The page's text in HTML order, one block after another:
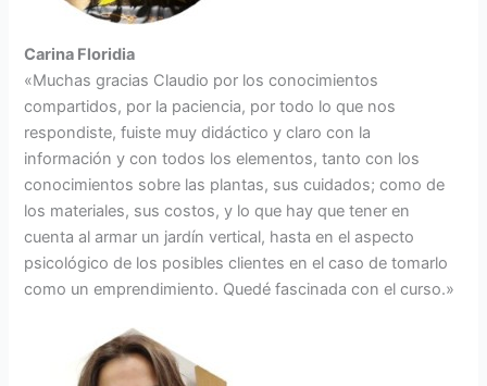
Carina Floridia
«Muchas gracias Claudio por los conocimientos
compartidos, por la paciencia, por todo lo que nos
respondiste, fuiste muy didáctico y claro con la
información y con todos los elementos, tanto con los
conocimientos sobre las plantas, sus cuidados; como de
los materiales, sus costos, y lo que hay que tener en
cuenta al armar un jardín vertical, hasta en el aspecto
psicológico de los posibles clientes en el caso de tomarlo
como un emprendimiento. Quedé fascinada con el curso.»